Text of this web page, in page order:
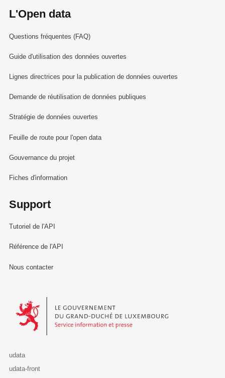
L'Open data
Questions fréquentes (FAQ)
Guide d'utilisation des données ouvertes
Lignes directrices pour la publication de données ouvertes
Demande de réutilisation de données publiques
Stratégie de données ouvertes
Feuille de route pour l'open data
Gouvernance du projet
Fiches d'information
Support
Tutoriel de l'API
Référence de l'API
Nous contacter
Le Gouvernement du Grand-Duché de Luxembourg - Service
udata
udata-front